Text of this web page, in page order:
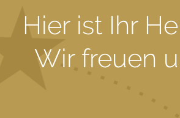
Hier ist Ihr
Wir freuen